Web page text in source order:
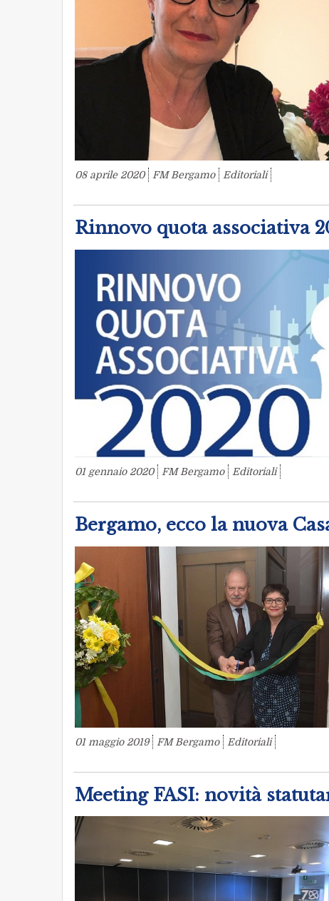
08 aprile 2020 FM Bergamo Editoriali
Rinnovo quota associativa
01 gennaio 2020 FM Bergamo Editoriali
Bergamo, ecco la nuova
01 maggio 2019 FM Bergamo Editoriali
Meeting FASI: novità